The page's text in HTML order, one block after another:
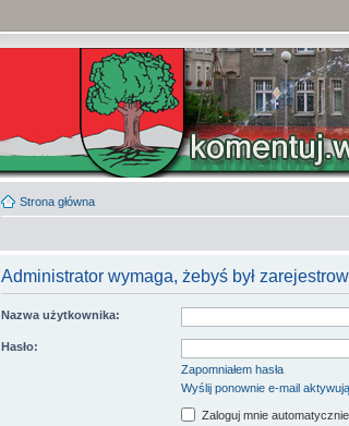
Strona główna
Administrator wymaga, żebyś był
Nazwa użytkownika:
Hasło:
Zapomniałem hasła
Wyślij ponownie e-mail
Zaloguj mnie